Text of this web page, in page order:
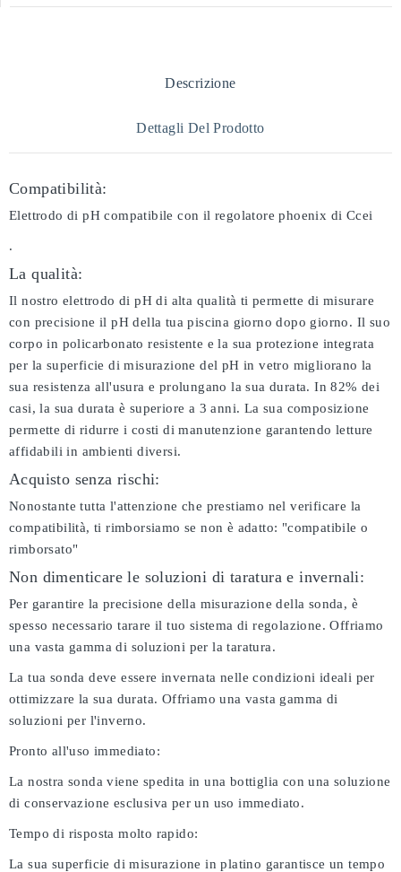
Descrizione
Dettagli Del Prodotto
Compatibilità:
Elettrodo di pH compatibile con il regolatore phoenix di Ccei
.
La qualità:
Il nostro elettrodo di pH di alta qualità ti permette di misurare
con precisione il pH della tua piscina giorno dopo giorno. Il suo
corpo in policarbonato resistente e la sua protezione integrata
per la superficie di misurazione del pH in vetro migliorano la
sua resistenza all'usura e prolungano la sua durata. In 82% dei
casi, la sua durata è superiore a 3 anni. La sua composizione
permette di ridurre i costi di manutenzione garantendo letture
affidabili in ambienti diversi.
Acquisto senza rischi:
Nonostante tutta l'attenzione che prestiamo nel verificare la
compatibilità, ti rimborsiamo se non è adatto: "compatibile o
rimborsato"
Non dimenticare le soluzioni di taratura e invernali:
Per garantire la precisione della misurazione della sonda, è
spesso necessario tarare il tuo sistema di regolazione. Offriamo
una vasta gamma di soluzioni per la taratura.
La tua sonda deve essere invernata nelle condizioni ideali per
ottimizzare la sua durata. Offriamo una vasta gamma di
soluzioni per l'inverno.
Pronto all'uso immediato:
La nostra sonda viene spedita in una bottiglia con una soluzione
di conservazione esclusiva per un uso immediato.
Tempo di risposta molto rapido:
La sua superficie di misurazione in platino garantisce un tempo